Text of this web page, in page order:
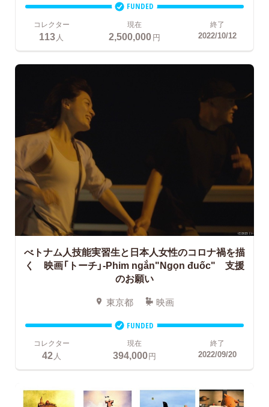
FUNDED
コレクター
113 人
現在
2,500,000円
終了
2022/10/12
べトナム人技能実習生と日本人女性のコロナ禍を描
く 映画「トーチ」-Phim ngắn"Ngọn đuốc" 支援
のお願い
東京都 映画
FUNDED
コレクター
42人
現在
394,000円
終了
2022/09/20